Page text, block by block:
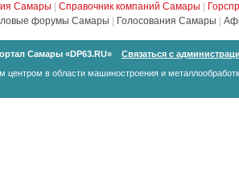
Самары Справочник компаний Самары
форумы Самары Голосования Самары
Самары «DP63.RU»
Связаться с
центром в области машиностроения и